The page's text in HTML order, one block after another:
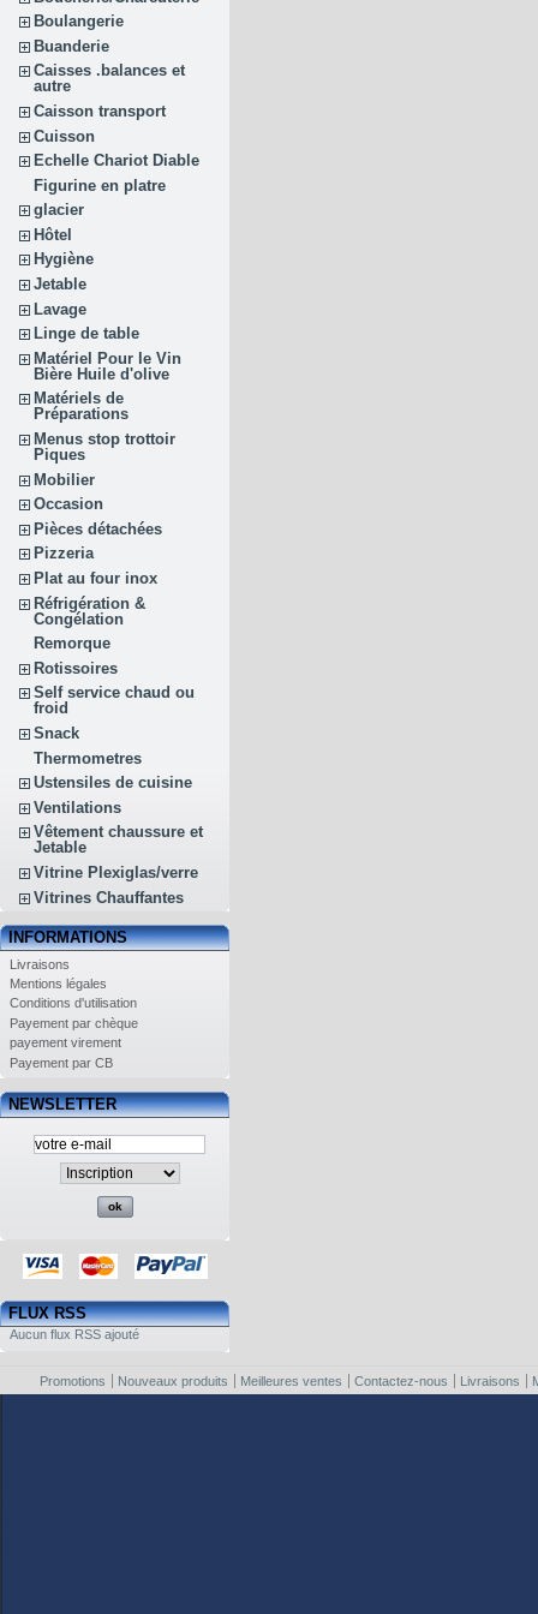
Boulangerie
Buanderie
Caisses .balances et
autre
Caisson transport
Cuisson
Echelle Chariot Diable
Figurine en platre
glacier
Hôtel
Hygiène
Jetable
Lavage
Linge de table
Matériel Pour le Vin
Bière Huile d'olive
Matériels de
Préparations
Menus stop trottoir
Piques
Mobilier
Occasion
Pièces détachées
Pizzeria
Plat au four inox
Réfrigération &
Congélation
Remorque
Rotissoires
Self service chaud ou
froid
Snack
Thermometres
Ustensiles de cuisine
Ventilations
Vêtement chaussure et
Jetable
Vitrine Plexiglas/verre
Vitrines Chauffantes
INFORMATIONS
Livraisons
Mentions légales
Conditions d'utilisation
Payement par chèque
payement virement
Payement par CB
NEWSLETTER
FLUX RSS
Aucun flux RSS ajouté
Promotions Nouveaux produits Meilleures ventes Contactez-nous Livraisons